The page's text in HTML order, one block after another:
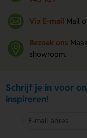
Via E-mail Mail
Bezoek ons
showroom.
Schrijf je in voor
inspireren!